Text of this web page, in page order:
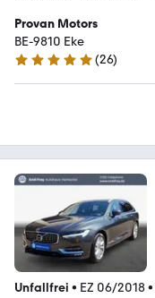
Provan Motors
BE-9810 Eke
5 Sterne
(26)
Unfallfrei • EZ 06/2018•